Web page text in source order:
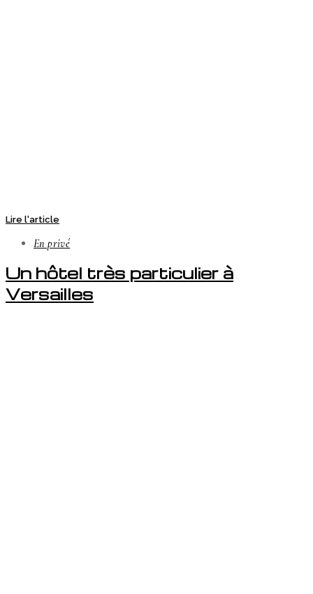
Lire l'article
En privé
Un hôtel très particulier à
Versailles